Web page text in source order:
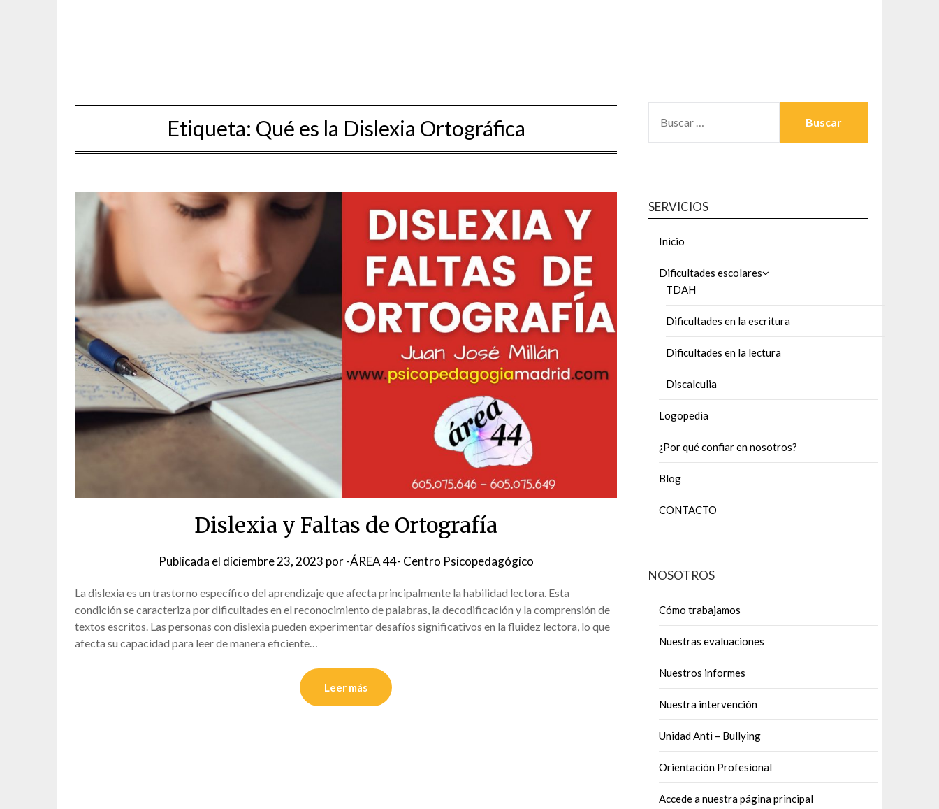
Etiqueta: Qué es la Dislexia Ortográfica
Dislexia y Faltas de Ortografía
Publicada el diciembre 23, 2023 por-ÁREA 44- Centro Psicopedagógico
La dislexia es un trastorno específico del aprendizaje que afecta principalmente la habilidad lectora. Esta
condición se caracteriza por dificultades en el reconocimiento de palabras, la decodificación y la comprensión de
textos escritos. Las personas con dislexia pueden experimentar desafíos significativos en la fluidez lectora, lo que
afecta su capacidad para leer de manera eficiente…
Leer más
SERVICIOS
Inicio
Dificultades escolares
TDAH
Dificultades en la escritura
Dificultades en la lectura
Discalculia
Logopedia
¿Por qué confiar en nosotros?
Blog
CONTACTO
NOSOTROS
Cómo trabajamos
Nuestras evaluaciones
Nuestros informes
Nuestra intervención
Unidad Anti – Bullying
Orientación Profesional
Accede a nuestra página principal